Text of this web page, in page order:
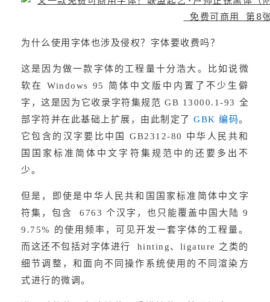
为什么使用字体也涉及侵权？字体要收费吗？
这是因为做一款字体的工程量十分浩大。比如说微
软在 Windows 95 简体中文版中内置了不少生僻
字，这是因为它收录字符集规范 GB 13000.1-93 全
部字符并在此基础上扩展，由此制定了 GBK 编码。
它包含的汉字要比中国 GB2312-80 中华人民共和
国国家标准简体中文字符集规范中的还要多出不
少。
但是，即使是中华人民共和国国家标准简体中文字
符集，包含  6763 个汉字，也只能覆盖中国大陆 9
9.75% 的使用频率，可见开发一套字体的工程量。
而这还不包括对字体进行  hinting、ligature 之类的
细节调整，和面向不同操作系统使用的不同渲染方
式进行的微调。